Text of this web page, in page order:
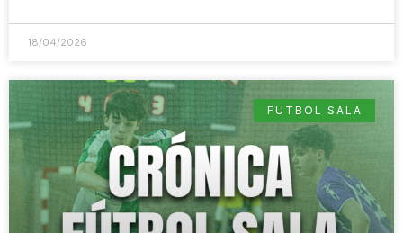
18/04/2026
FUTBOL SALA